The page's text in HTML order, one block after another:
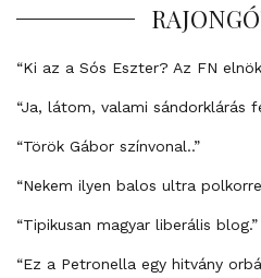
“Ki az a Sós Eszter? Az FN
“Ja, látom, valami sándorklárás
“Török Gábor színvonal..”
“Nekem ilyen balos ultra
“Tipikusan magyar liberális blog.”
“Ez a Petronella egy hitvány